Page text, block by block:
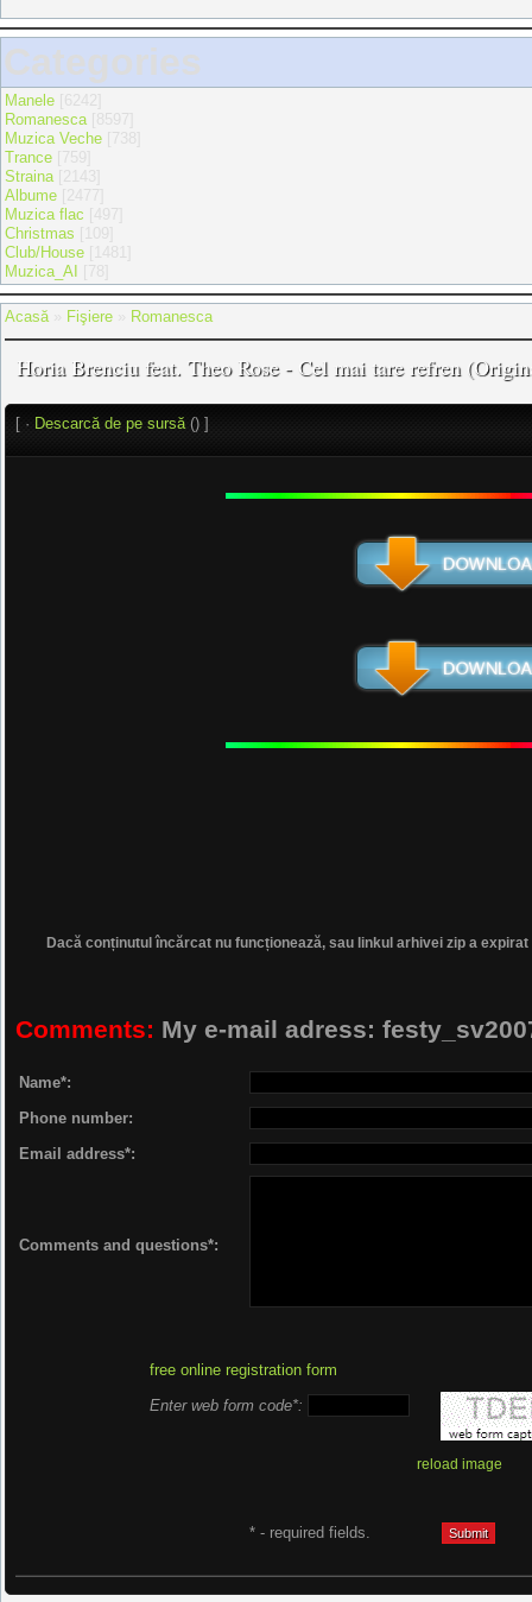
Categories
Manele
Romanesca
Muzica Veche
Trance
Straina
Albume
Muzica flac
Christmas
Club/House
Muzica_AI
Acasă» Fişiere Romanesca
Horia Brenciu feat. Theo Rose - Cel mai tare refren
[ · Descarcă de pe sursă() ]
Dacă conținutul încărcat nu funcționează, sau linkul arhivei zip a
Comments: My e-mail adress:
Name*:
Phone number:
Email address*:
Comments and questions*:
free online registration form
Enter web form code*:
reload image
* - required fields.